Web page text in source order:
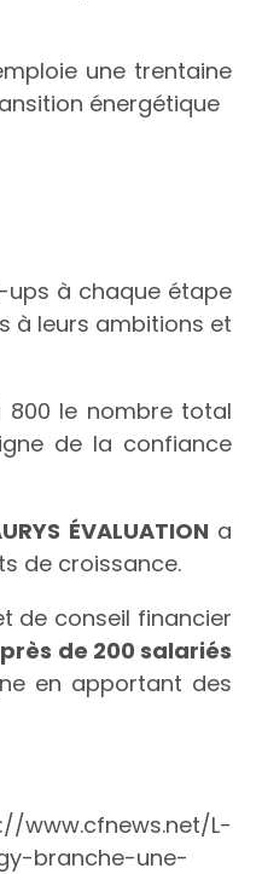
une trentaine
énergétique
à chaque étape
à leurs ambitions et
le nombre total
de la confiance
ÉVALUATION a
de croissance.
de conseil financier
de 200 salariés
en apportant des
www.cfnews.net/L-
branche-une-